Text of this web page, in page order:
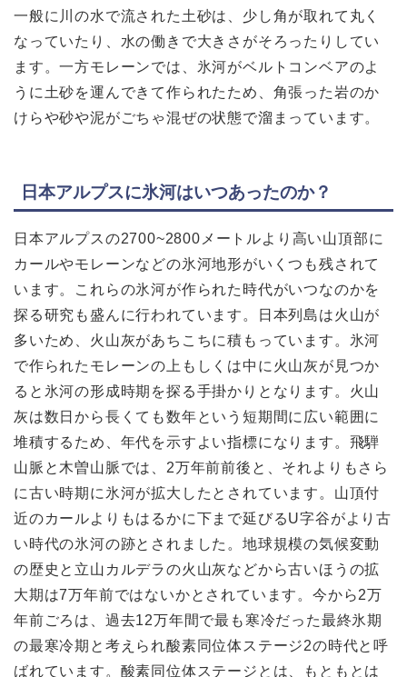
一般に川の水で流された土砂は、少し角が取れて丸く
なっていたり、水の働きで大きさがそろったりしてい
ます。一方モレーンでは、氷河がベルトコンベアのよ
うに土砂を運んできて作られたため、角張った岩のか
けらや砂や泥がごちゃ混ぜの状態で溜まっています。
日本アルプスに氷河はいつあったのか？
日本アルプスの2700~2800メートルより高い山頂部に
カールやモレーンなどの氷河地形がいくつも残されて
います。これらの氷河が作られた時代がいつなのかを
探る研究も盛んに行われています。日本列島は火山が
多いため、火山灰があちこちに積もっています。氷河
で作られたモレーンの上もしくは中に火山灰が見つか
ると氷河の形成時期を探る手掛かりとなります。火山
灰は数日から長くても数年という短期間に広い範囲に
堆積するため、年代を示すよい指標になります。飛騨
山脈と木曽山脈では、2万年前前後と、それよりもさら
に古い時期に氷河が拡大したとされています。山頂付
近のカールよりもはるかに下まで延びるU字谷がより古
い時代の氷河の跡とされました。地球規模の気候変動
の歴史と立山カルデラの火山灰などから古いほうの拡
大期は7万年前ではないかとされています。今から2万
年前ごろは、過去12万年間で最も寒冷だった最終氷期
の最寒冷期と考えられ酸素同位体ステージ2の時代と呼
ばれています。酸素同位体ステージとは、もともとは